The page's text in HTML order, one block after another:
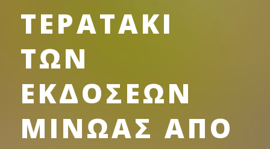
ΤΕΡΑΤΑΚΙ
ΤΩΝ
ΕΚΔΟΣΕΩΝ
ΜΙΝΩΑΣ ΑΠΟ